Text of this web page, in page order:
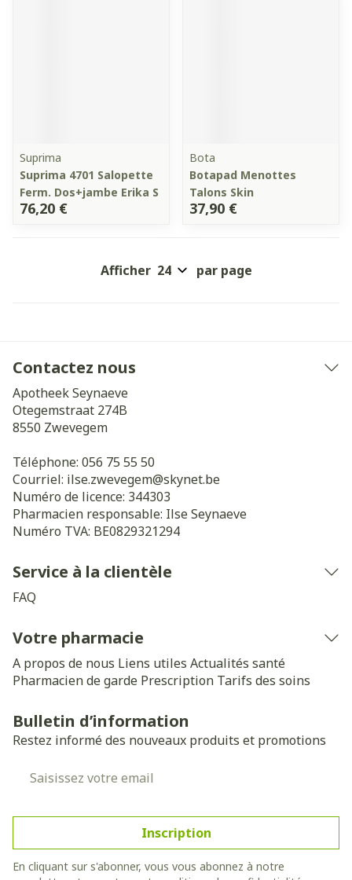
Suprima
Suprima 4701 Salopette
Ferm. Dos+jambe Erika S
76,20 €
Bota
Botapad Menottes
Talons Skin
37,90 €
Afficher par page
Contactez nous
Apotheek Seynaeve
Otegemstraat 274B
8550 Zwevegem
Téléphone: 056 75 55 50
Courriel: ilse.zwevegem@skynet.be
Numéro de licence: 344303
Pharmacien responsable: Ilse Seynaeve
Numéro TVA: BE0829321294
Service à la clientèle
FAQ
Votre pharmacie
A propos de nous Liens utiles Actualités santé
Pharmacien de garde Prescription Tarifs des soins
Bulletin d’information
Restez informé des nouveaux produits et promotions
Inscription
En cliquant sur s'abonner, vous vous abonnez à notre